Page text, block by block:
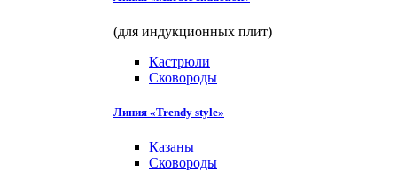
(для индукционных плит)
Кастрюли
Сковороды
Линия «Trendy style»
Казаны
Сковороды